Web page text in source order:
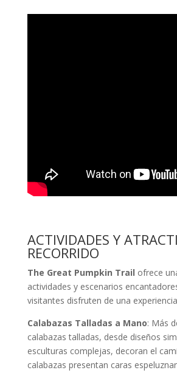
ACTIVIDADES Y
RECORRIDO
The Great Pumpkin Trail ofrece
actividades y escenarios
visitantes disfruten de una
Calabazas Talladas a Mano: Más
calabazas talladas, desde diseños
esculturas complejas, decoran el
calabazas presentan caras